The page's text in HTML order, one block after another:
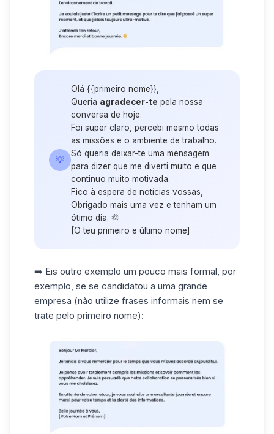
💡
Olá {{primeiro nome}},
Queria agradecer-te pela nossa
conversa de hoje.
Foi super claro, percebi mesmo todas
as missões e o ambiente de trabalho.
Só queria deixar-te uma mensagem
para dizer que me diverti muito e que
continuo muito motivada.
Fico à espera de notícias vossas,
Obrigado mais uma vez e tenham um
ótimo dia. 🌞
[O teu primeiro e último nome]
➡️ Eis outro exemplo um pouco mais formal, por
exemplo, se se candidatou a uma grande
empresa (não utilize frases informais nem se
trate pelo primeiro nome):